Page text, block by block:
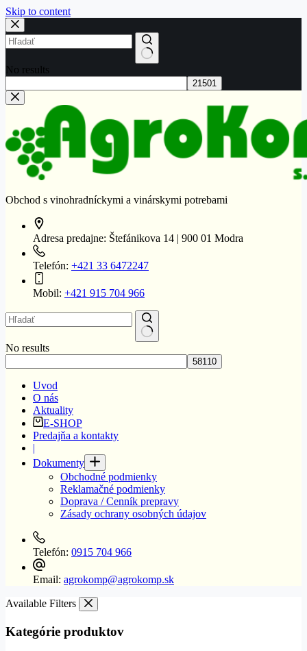
Skip to content
No results
Obchod s vinohradníckymi a vinárskymi potrebami
Adresa predajne: Štefánikova 14 | 900 01 Modra
Telefón: +421 33 6472247
Mobil: +421 915 704 966
No results
Uvod
O nás
Aktuality
E-SHOP
Predajňa a kontakty
|
Dokumenty
Obchodné podmienky
Reklamačné podmienky
Doprava / Cenník prepravy
Zásady ochrany osobných údajov
Telefón: 0915 704 966
Email: agrokomp@agrokomp.sk
Available Filters
Kategórie produktov